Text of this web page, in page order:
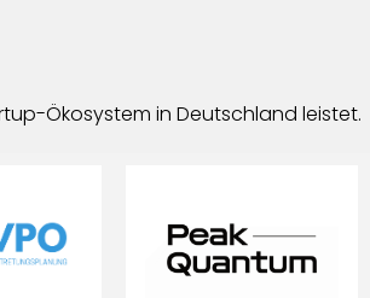
Ökosystem in Deutschland leistet.